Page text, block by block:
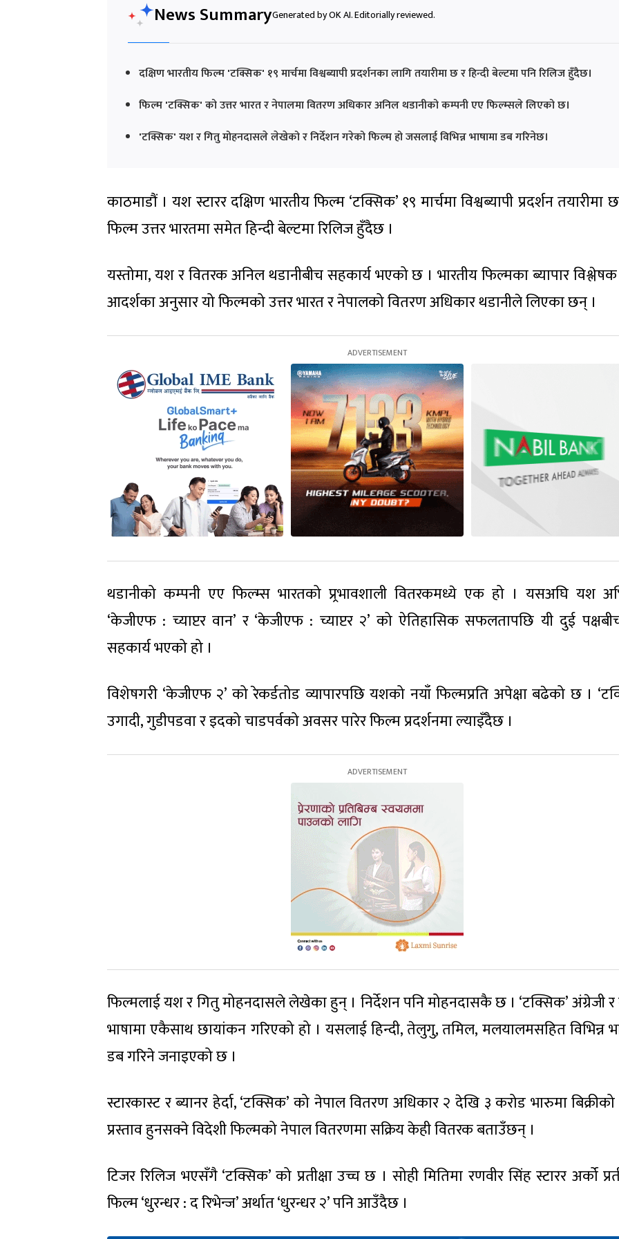
News SummaryGenerated by OK AI. Editorially reviewed.
दक्षिण भारतीय फिल्म 'टक्सिक' १९ मार्चमा विश्वब्यापी प्रदर्शनका लागि तयारीमा छ र हिन्दी बेल्टमा पनि रिलिज हुँदैछ।
फिल्म 'टक्सिक' को उत्तर भारत र नेपालमा वितरण अधिकार अनिल थडानीको कम्पनी एए फिल्म्सले लिएको छ।
'टक्सिक' यश र गितु मोहनदासले लेखेको र निर्देशन गरेको फिल्म हो जसलाई विभिन्न भाषामा डब गरिनेछ।
काठमाडौं । यश स्टारर दक्षिण भारतीय फिल्म ‘टक्सिक’ १९ मार्चमा विश्वब्यापी प्रदर्शन तयारीमा
फिल्म उत्तर भारतमा समेत हिन्दी बेल्टमा रिलिज हुँदैछ ।
यस्तोमा, यश र वितरक अनिल थडानीबीच सहकार्य भएको छ । भारतीय फिल्मका ब्यापार
आदर्शका अनुसार यो फिल्मको उत्तर भारत र नेपालको वितरण अधिकार थडानीले लिएका छन् ।
थडानीको कम्पनी एए फिल्म्स भारतको प्र्रभावशाली वितरकमध्ये एक हो । यसअघि यश
‘केजीएफ : च्याप्टर वान’ र ‘केजीएफ : च्याप्टर २’ को ऐतिहासिक सफलतापछि यी दुई
सहकार्य भएको हो ।
विशेषगरी ‘केजीएफ २’ को रेकर्डतोड व्यापारपछि यशको नयाँ फिल्मप्रति अपेक्षा बढेको छ ।
उगादी, गुडीपडवा र इदको चाडपर्वको अवसर पारेर फिल्म प्रदर्शनमा ल्याइँदैछ ।
फिल्मलाई यश र गितु मोहनदासले लेखेका हुन् । निर्देशन पनि मोहनदासकै छ । ‘टक्सिक’ अंग्रेजी र
भाषामा एकैसाथ छायांकन गरिएको हो । यसलाई हिन्दी, तेलुगु, तमिल, मलयालमसहित विभिन्न
डब गरिने जनाइएको छ ।
स्टारकास्ट र ब्यानर हेर्दा, ‘टक्सिक’ को नेपाल वितरण अधिकार २ देखि ३ करोड भारुमा
प्रस्ताव हुनसक्ने विदेशी फिल्मको नेपाल वितरणमा सक्रिय केही वितरक बताउँछन् ।
टिजर रिलिज भएसँगै ‘टक्सिक’ को प्रतीक्षा उच्च छ । सोही मितिमा रणवीर सिंह स्टारर अर्को
फिल्म ‘धुरन्धर : द रिभेन्ज’ अर्थात ‘धुरन्धर २’ पनि आउँदैछ ।